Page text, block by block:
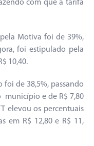
com que a tarifa
Motiva foi de 39%,
foi estipulado pela
10,40.
foi de 38,5%, passando
município e de R$ 7,80
elevou os percentuais
em R$ 12,80 e R$ 11,